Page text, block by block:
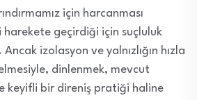
için harcanması
geçirdiği için suçluluk
izolasyon ve yalnızlığın hızla
dinlenmek, mevcut
keyifli bir direniş pratiği haline